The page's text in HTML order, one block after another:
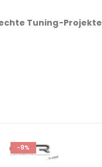
Tuning-Projekte
-9%